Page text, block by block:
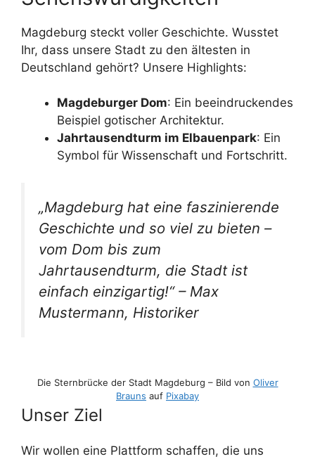
Magdeburg steckt voller Geschichte. Wusstet
Ihr, dass unsere Stadt zu den ältesten in
Deutschland gehört? Unsere Highlights:
Magdeburger Dom: Ein beeindruckendes
Beispiel gotischer Architektur.
Jahrtausendturm im Elbauenpark: Ein
Symbol für Wissenschaft und Fortschritt.
„Magdeburg hat eine faszinierende
Geschichte und so viel zu bieten –
vom Dom bis zum
Jahrtausendturm, die Stadt ist
einfach einzigartig!“ – Max
Mustermann, Historiker
Die Sternbrücke der Stadt Magdeburg – Bild von Oliver
Brauns auf Pixabay
Unser Ziel
Wir wollen eine Plattform schaffen, die uns